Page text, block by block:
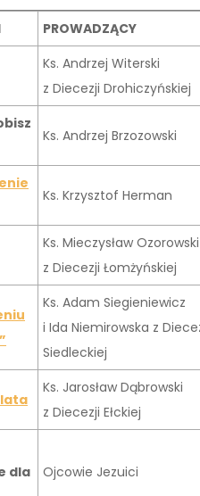
PROWADZĄCY
Ks. Andrzej Witerski
z Diecezji Drohiczyńskiej
Ks. Andrzej Brzozowski
Ks. Krzysztof Herman
Ks. Mieczysław Ozorowski
z Diecezji Łomżyńskiej
Ks. Adam Siegieniewicz
i Ida Niemirowska z
Siedleckiej
Ks. Jarosław Dąbrowski
z Diecezji Ełckiej
dla
Ojcowie Jezuici